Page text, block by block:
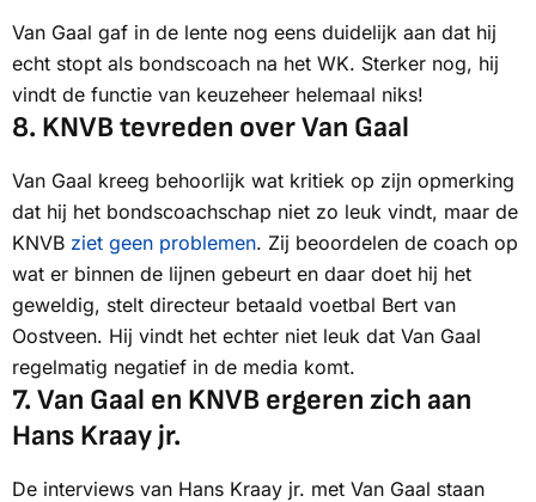
Van Gaal gaf in de lente nog eens duidelijk aan dat hij
echt stopt als bondscoach na het WK. Sterker nog, hij
vindt de functie van keuzeheer helemaal niks!
8. KNVB tevreden over Van Gaal
Van Gaal kreeg behoorlijk wat kritiek op zijn opmerking
dat hij het bondscoachschap niet zo leuk vindt, maar de
KNVB ziet geen problemen. Zij beoordelen de coach op
wat er binnen de lijnen gebeurt en daar doet hij het
geweldig, stelt directeur betaald voetbal Bert van
Oostveen. Hij vindt het echter niet leuk dat Van Gaal
regelmatig negatief in de media komt.
7. Van Gaal en KNVB ergeren zich aan
Hans Kraay jr.
De interviews van Hans Kraay jr. met Van Gaal staan